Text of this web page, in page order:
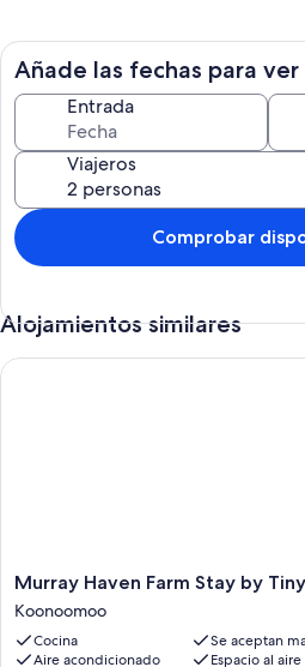
Añade las fechas para ver
Entrada
Viajeros
Comprobar
Alojamientos similares
Murray
Haven
Farm
Stay
Murray Haven Farm Stay by
Koonoomoo
Cocina
Se aceptan
Aire acondicionado
Espacio al
Murray Haven Farm Stay by Tiny